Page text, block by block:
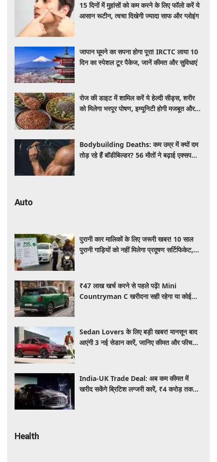
15 दिनों में मुहांसों को कम करने के लिए फॉलो करें ये
आसान रूटीन, त्वचा दिखेगी ज्यादा साफ और ग्लोइंग
जापान घूमने का सपना होगा पूरा! IRCTC लाया 10
दिन का स्पेशल टूर पैकेज, जानें कीमत और सुविधाएं
रोज की डाइट में शामिल करें ये हेल्दी सीड्स, शरीर
को मिलेगा भरपूर पोषण, इम्यूनिटी होगी मजबूत और
Bodybuilding Deaths: कम उम्र में क्यों दम
तोड़ रहे हैं बॉडीबिल्डर? 56 मौतों ने बढ़ाई एक्सपर्ट्स
Auto
पुरानी कार मालिकों के लिए जरूरी खबर! 10 साल
पुरानी गाड़ियों को नहीं मिलेगा प्रदूषण सर्टिफिकेट,
₹47 लाख खर्च करने से पहले पढ़ें! Mini
Countryman C खरीदना सही रहेगा या कोई
Sedan Lovers के लिए बड़ी खबर! मानसून बाद
आएंगी 3 नई सेडान कारें, जानिए कीमत और फीचर्स
India-UK Trade Deal: अब कम कीमत में
खरीद सकेंगे ब्रिटिश लग्जरी कारें, ₹4 करोड़ तक
Health